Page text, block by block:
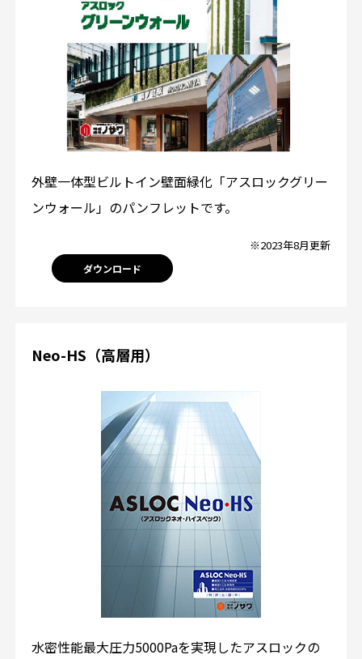
外壁一体型ビルトイン壁面緑化「アスロックグリー
ンウォール」のパンフレットです。
※2023年8月更新
ダウンロード
Neo-HS（高層用）
水密性能最大圧力5000Paを実現したアスロックの